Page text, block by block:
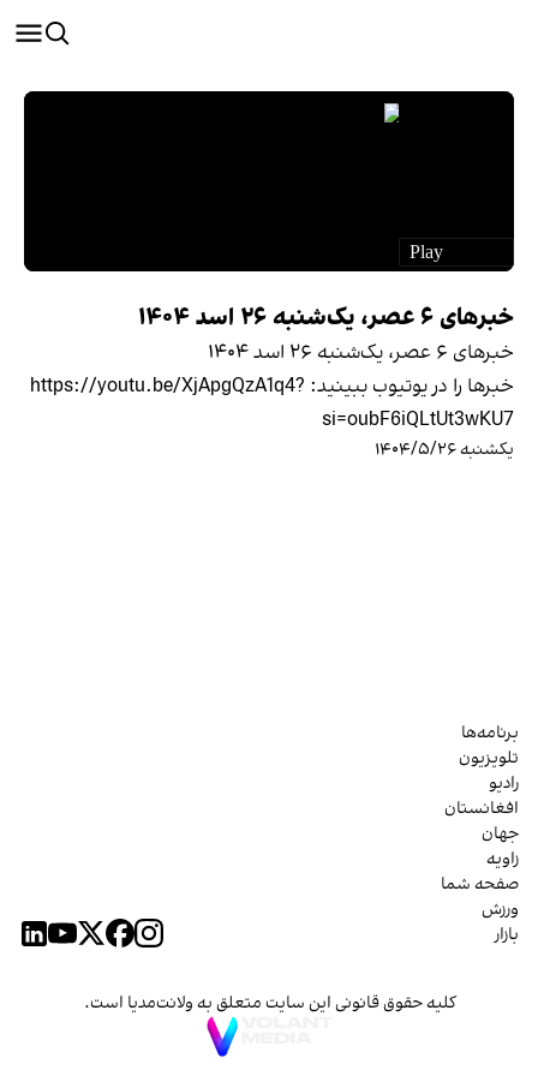
خبرهای ۶ عصر، یک‌شنبه ۲۶ اسد ۱۴۰۴
خبرهای ۶ عصر، یک‌شنبه ۲۶ اسد ۱۴۰۴
خبرها را در یوتیوب ببينيد: https://youtu.be/XjApgQzA1q4?
si=oubF6iQLtUt3wKU7
یکشنبه ۱۴۰۴/۵/۲۶
برنامه‌ها
تلویزیون
رادیو
افغانستان
جهان
زاویه
صفحه شما
ورزش
بازار
کلیه حقوق قانونی این سایت متعلق به ولانت‌مدیا است.